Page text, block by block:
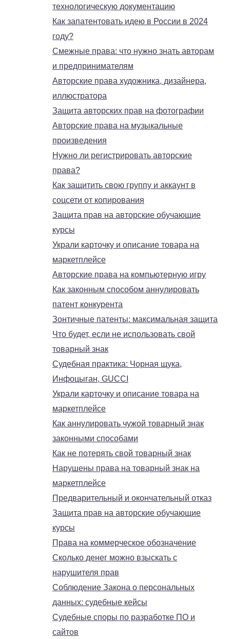
технологическую документацию
Как запатентовать идею в России в 2024
году?
Смежные права: что нужно знать авторам
и предпринимателям
Авторские права художника, дизайнера,
иллюстратора
Защита авторских прав на фотографии
Авторские права на музыкальные
произведения
Нужно ли регистрировать авторские
права?
Как защитить свою группу и аккаунт в
соцсети от копирования
Защита прав на авторские обучающие
курсы
Украли карточку и описание товара на
маркетплейсе
Авторские права на компьютерную игру
Как законным способом аннулировать
патент конкурента
Зонтичные патенты: максимальная защита
Что будет, если не использовать свой
товарный знак
Судебная практика: Чорная щука,
Инфоцыган, GUCCI
Украли карточку и описание товара на
маркетплейсе
Как аннулировать чужой товарный знак
законными способами
Как не потерять свой товарный знак
Нарушены права на товарный знак на
маркетплейсе
Предварительный и окончательный отказ
Защита прав на авторские обучающие
курсы
Права на коммерческое обозначение
Сколько денег можно взыскать с
нарушителя прав
Соблюдение Закона о персональных
данных: судебные кейсы
Судебные споры по разработке ПО и
сайтов